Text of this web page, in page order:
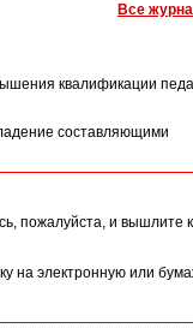
Все
квалификации
составляющими
пожалуйста, и вышлите
на электронную или